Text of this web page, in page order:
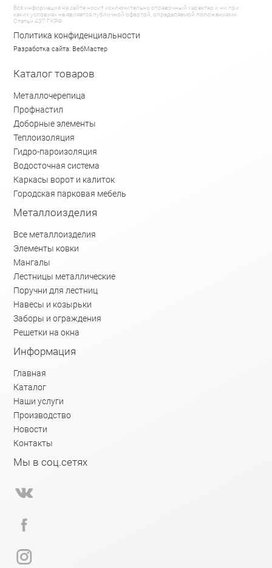
Вся информация на сайте носит исключительно справочный характер и ни при
каких условиях не является публичной офертой, определяемой положениями
Статьи 437 ГКРФ
Политика конфиденциальности
Разработка сайта: ВебМастер
Каталог товаров
Металлочерепица
Профнастил
Доборные элементы
Теплоизоляция
Гидро-пароизоляция
Водосточная система
Каркасы ворот и калиток
Городская парковая мебель
Металлоизделия
Все металлоизделия
Элементы ковки
Мангалы
Лестницы металлические
Поручни для лестниц
Навесы и козырьки
Заборы и ограждения
Решетки на окна
Информация
Главная
Каталог
Наши услуги
Производство
Новости
Контакты
Мы в соц.сетях